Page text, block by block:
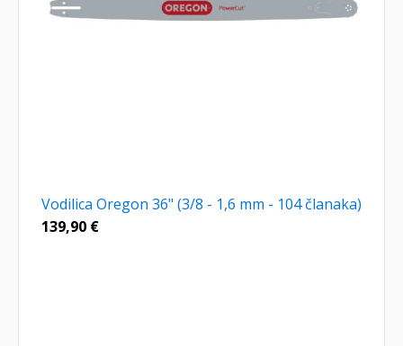
Vodilica Oregon 36" (3/8 - 1,6 mm - 104 članaka)
139,90 €